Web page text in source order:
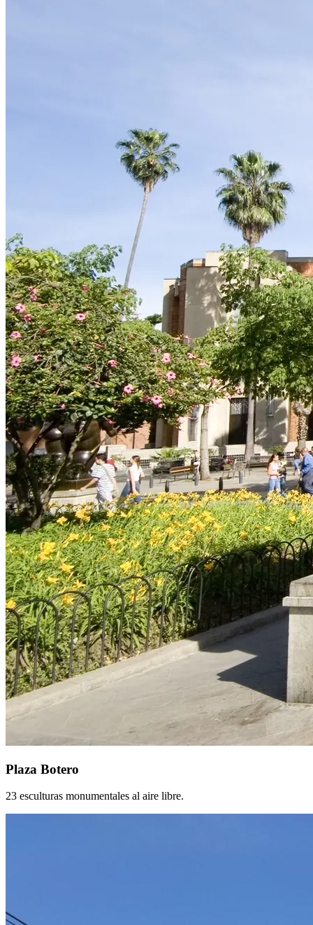
Plaza Botero
23 esculturas monumentales al aire libre.